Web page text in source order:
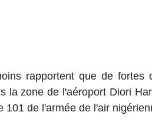
rapportent que de
la zone de l'aéroport Diori
101 de l'armée de l'air